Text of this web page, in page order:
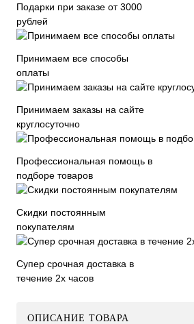
Подарки при заказе от 3000
рублей
Принимаем все способы
оплаты
Принимаем заказы на сайте
круглосуточно
Профессиональная помощь в
подборе товаров
Скидки постоянным
покупателям
Супер срочная доставка в
течение 2х часов
ОПИСАНИЕ ТОВАРА